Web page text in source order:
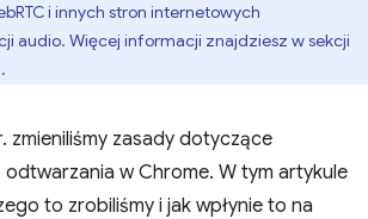
i innych stron internetowych
audio. Więcej informacji znajdziesz w sekcji
zmieniliśmy zasady dotyczące
w Chrome. W tym artykule
to zrobiliśmy i jak wpłynie to na